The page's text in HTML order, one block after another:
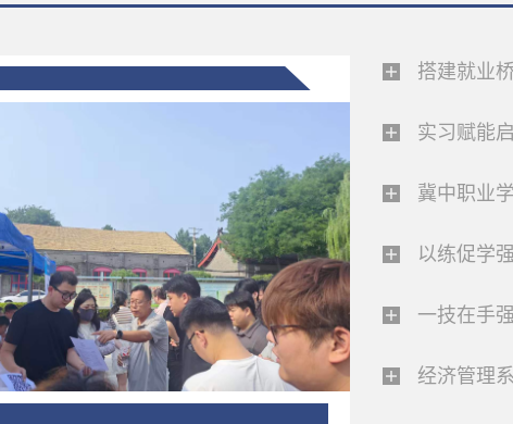
11
2026.06
实习赋
搭建就业桥
实习赋能启
冀中职业
以练促学
一技在手强
经济管理